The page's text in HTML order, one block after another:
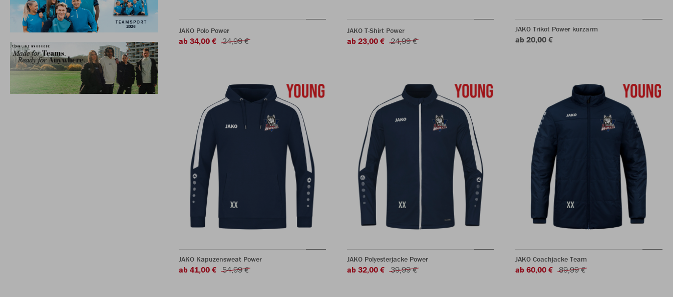
JAKO Polo Power
ab 34,00 € 34,99 €
JAKO T-Shirt Power
ab 23,00 € 24,99 €
JAKO Trikot Power kurzarm
ab 20,00 €
JAKO Kapuzensweat Power
ab 41,00 € 54,99 €
JAKO Polyesterjacke Power
ab 32,00 € 39,99 €
JAKO Coachjacke Team
ab 60,00 € 89,99 €